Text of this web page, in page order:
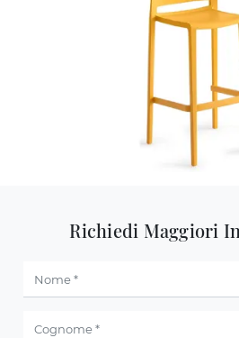
Richiedi Maggiori